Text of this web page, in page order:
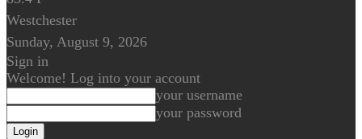
Westchester
Sunday, August 9, 2026
Sign in
Welcome! Log into your account
your username
your password